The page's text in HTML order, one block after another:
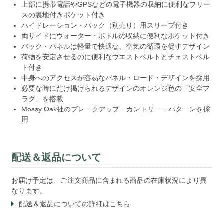
上部に携帯電話やGPSなどの電子機器の収納に便利なフリー
スの裏地付きポケット付き
ハイドレーション・パック（別売り）用スリーブ付き
両サイドにウォーター・ボトルの収納に便利なポケット付き
バック・パネルは軽量で快適な、空気の循環を促すデザイン
荷物を安定させるのに便利なウエストベルトとチェストベル
ト付き
中身へのアクセスが容易なパネル・ロード・デザインを採用
必要な時にだけ掲げられるデザインのオレンジ色の「安全フ
ラグ」を搭載
Mossy Oak社のブレークアップ・カントリー・パターンを採
用
配送＆返品について
お届け予定は、ご注文商品に含まれる商品の在庫状況により異
なります。
配送＆返品についての詳細はこちら